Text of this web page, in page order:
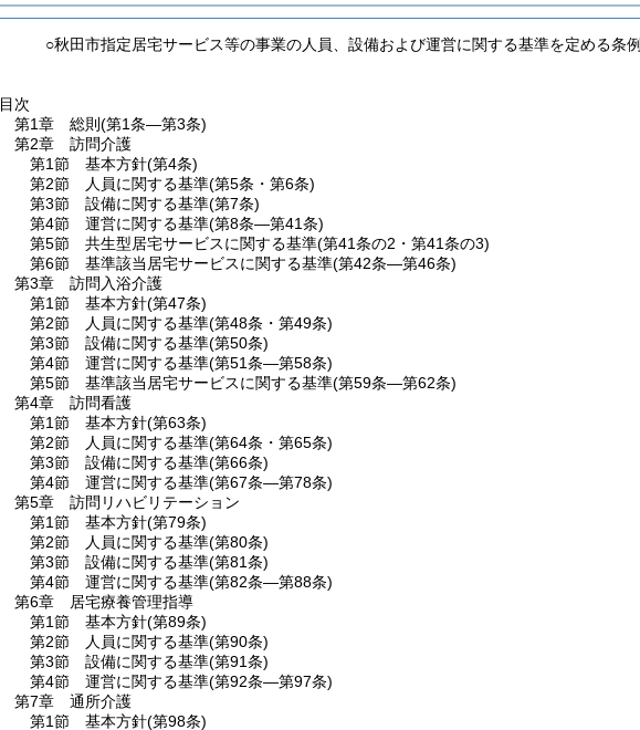
○秋田市指定居宅サービス等の事業の人員、設備および運営に関する基準を定める条例
目次
第1章
総則 (第1条―第3条)
第2章
訪問介護
第1節
基本方針(第4条)
第2節
人員に関する基準(第5条・第6条)
第3節
設備に関する基準(第7条)
第4節
運営に関する基準(第8条―第41条)
第5節
共生型居宅サービスに関する基準(第41条の2・第41条の3)
第6節
基準該当居宅サービスに関する基準(第42条―第46条)
第3章
訪問入浴介護
第1節
基本方針(第47条)
第2節
人員に関する基準(第48条・第49条)
第3節
設備に関する基準(第50条)
第4節
運営に関する基準(第51条―第58条)
第5節
基準該当居宅サービスに関する基準(第59条―第62条)
第4章
訪問看護
第1節
基本方針(第63条)
第2節
人員に関する基準(第64条・第65条)
第3節
設備に関する基準(第66条)
第4節
運営に関する基準(第67条―第78条)
第5章
訪問リハビリテーション
第1節
基本方針(第79条)
第2節
人員に関する基準(第80条)
第3節
設備に関する基準(第81条)
第4節
運営に関する基準(第82条―第88条)
第6章
居宅療養管理指導
第1節
基本方針(第89条)
第2節
人員に関する基準(第90条)
第3節
設備に関する基準(第91条)
第4節
運営に関する基準(第92条―第97条)
第7章
通所介護
第1節
基本方針(第98条)